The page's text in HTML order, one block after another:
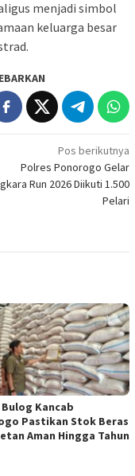
menjadi simbol
keluarga besar
Pos berikutnya
Polres Ponorogo Gelar
Run 2026 Diikuti 1.500
Pelari
Kancab
Pastikan Stok Beras
Aman Hingga Tahun